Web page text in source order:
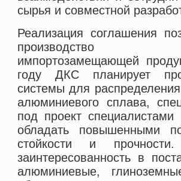
сырья и совместной
Реализация соглашения
производство
импортозамещающей
году ДКС планирует
системы для
алюминиевого сплава,
под проект
обладать повышенными
стойкости и
заинтересованность в
алюминиевые,